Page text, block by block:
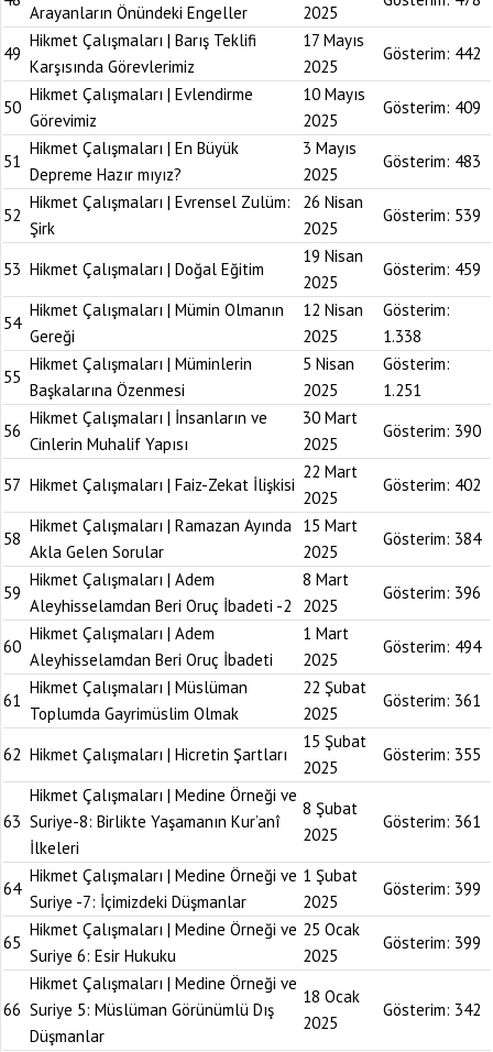
Arayanların Önündeki Engeller 2025
49
Hikmet Çalışmaları | Barış Teklifi
Karşısında Görevlerimiz
17 Mayıs
2025
Gösterim: 442
50
Hikmet Çalışmaları | Evlendirme
Görevimiz
10 Mayıs
2025
Gösterim: 409
51
Hikmet Çalışmaları | En Büyük
Depreme Hazır mıyız?
3 Mayıs
2025
Gösterim: 483
52
Hikmet Çalışmaları | Evrensel Zulüm:
Şirk
26 Nisan
2025
Gösterim: 539
53 Hikmet Çalışmaları | Doğal Eğitim
19 Nisan
2025
Gösterim: 459
54
Hikmet Çalışmaları | Mümin Olmanın
Gereği
12 Nisan
2025
Gösterim:
1.338
55
Hikmet Çalışmaları | Müminlerin
Başkalarına Özenmesi
5 Nisan
2025
Gösterim:
1.251
56
Hikmet Çalışmaları | İnsanların ve
Cinlerin Muhalif Yapısı
30 Mart
2025
Gösterim: 390
57 Hikmet Çalışmaları | Faiz-Zekat İlişkisi
22 Mart
2025
Gösterim: 402
58
Hikmet Çalışmaları | Ramazan Ayında
Akla Gelen Sorular
15 Mart
2025
Gösterim: 384
59
Hikmet Çalışmaları | Adem
Aleyhisselamdan Beri Oruç İbadeti -2
8 Mart
2025
Gösterim: 396
60
Hikmet Çalışmaları | Adem
Aleyhisselamdan Beri Oruç İbadeti
1 Mart
2025
Gösterim: 494
61
Hikmet Çalışmaları | Müslüman
Toplumda Gayrimüslim Olmak
22 Şubat
2025
Gösterim: 361
62 Hikmet Çalışmaları | Hicretin Şartları
15 Şubat
2025
Gösterim: 355
63
Hikmet Çalışmaları | Medine Örneği ve
Suriye-8: Birlikte Yaşamanın Kur’anî
İlkeleri
8 Şubat
2025
Gösterim: 361
64
Hikmet Çalışmaları | Medine Örneği ve
Suriye -7: İçimizdeki Düşmanlar
1 Şubat
2025
Gösterim: 399
65
Hikmet Çalışmaları | Medine Örneği ve
Suriye 6: Esir Hukuku
25 Ocak
2025
Gösterim: 399
66
Hikmet Çalışmaları | Medine Örneği ve
Suriye 5: Müslüman Görünümlü Dış
Düşmanlar
18 Ocak
2025
Gösterim: 342